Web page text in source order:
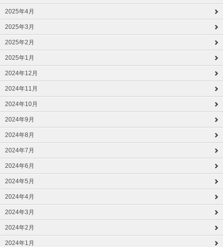
2025年4月
2025年3月
2025年2月
2025年1月
2024年12月
2024年11月
2024年10月
2024年9月
2024年8月
2024年7月
2024年6月
2024年5月
2024年4月
2024年3月
2024年2月
2024年1月